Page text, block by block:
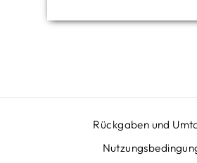
Rückgaben und